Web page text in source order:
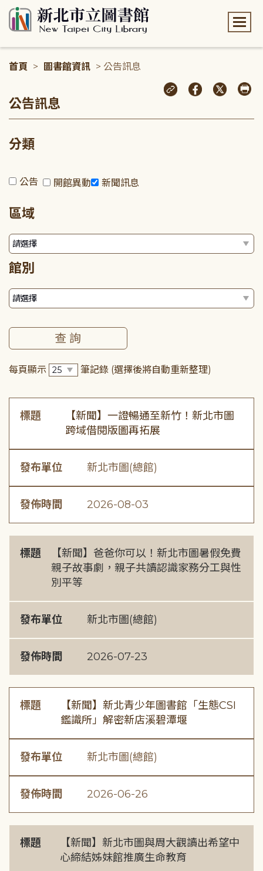
首頁 > 圖書館資訊 > 公告訊息
公告訊息
分類
公告 開館異動 新聞訊息
區域
館別
每頁顯示 筆記錄 (選擇後將自動重新整理)
標題
【新聞】一證暢通至新竹！新北市圖
跨域借閱版圖再拓展
發布單位 新北市圖(總館)
發佈時間 2026-08-03
標題
【新聞】爸爸你可以！新北市圖暑假免費
親子故事劇，親子共讀認識家務分工與性
別平等
發布單位 新北市圖(總館)
發佈時間 2026-07-23
標題
【新聞】新北青少年圖書館「生態CSI
鑑識所」解密新店溪碧潭堰
發布單位 新北市圖(總館)
發佈時間 2026-06-26
標題
【新聞】新北市圖與周大觀讀出希望中
心締結姊妹館推廣生命教育